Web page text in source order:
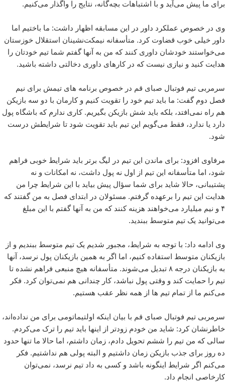
برای ما پیش می‌آید و با اشتباهات بچه‌گانه، نتایج را واگذار می‌کنیم.
وی در خصوص عملکرد داور در این مسابقه اظهار داشت: ما باختیم اما
داور خیلی خوب قضاوت کرد. متأسفانه نیمکت‌نشینان استقلال خوزستان
می‌خواستند خودشان داوری کنند که من به آنها گفتم شما تیم خودتان را
هدایت کنید و نیازی نیست که در کارهای داوری دخالتی داشته باشید.
سرمربی تیم فوتبال صبای قم در خصوص برنامه های تیمش برای نیم
فصل دوم گفت: ما باید تیم خود را تقویت کنیم و کارمان با دو سه بازیکن
هم راه نمی‌افتد، بلکه باید شش بازیکن بگیریم. کاری ندارم که باشگاه پول
دارد یا ندارد، فقط می‌گویم این تیم باید تقویت شود تا شرایطش درست
شود.
مرفاوی افزود: برای ماندن این تیم در لیگ برتر باید شرایط خوبی فراهم
شود، اما متأسفانه این تیم از اول نه پول داشت، نه امکانات و نه
پشتیبانی، حالا شاید برای شما سؤال پیش بیاید با این شرایط چرا من
هدایت این تیم را برعهده گرفتم. مسئولان در ابتدای فصل به من گفتند که
۴ و نیم میلیارد می‌خواهند هزینه کنند که من به آنها گفتم با این مبلغ
می‌توانید یک تیم متوسط ببندید.
وی ادامه داد: با توجه به شرایط،‌ مجبور شدیم یک تیم متوسط ببندیم و از
بازیکنان متوسط استفاده کنیم، اما اگر به همین بازیکنان پول نرسد، آنها
به بازیکنان درجه ۸ تبدیل می‌شوند. متأسفانه هیچ منبعی فراهم نشده تا
تیم را حمایت کند و وقتی پول نباشد، کار چندانی هم نمی‌توان کرد. فکر
می‌کنم ما از تمام تیم ها از همه نظر عقب هستیم.
سرمربی تیم فوتبال صبای قم با بیان اینکه اولتیماتومی برای من نداده‌اند،
خاطرنشان کرد: شاید من خودم زودتر از اینها باید تیم را ترک می‌کردم.
سالی که من تیم را ششم تحویل دادم، زمان داشتم، اما حالا ما تنها حدود
ده روز برای جذب بازیکن زمان داشتیم و البته پولی هم نداشتیم. فکر
می‌کنم اگر شرایط اینگونه باشد و کسی به داد تیم نرسد، نمی‌توان
کارخاصی انجام داد.